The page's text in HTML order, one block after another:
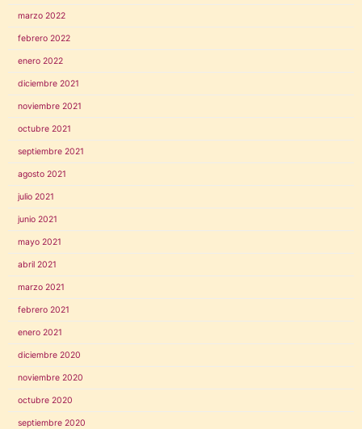
marzo 2022
febrero 2022
enero 2022
diciembre 2021
noviembre 2021
octubre 2021
septiembre 2021
agosto 2021
julio 2021
junio 2021
mayo 2021
abril 2021
marzo 2021
febrero 2021
enero 2021
diciembre 2020
noviembre 2020
octubre 2020
septiembre 2020